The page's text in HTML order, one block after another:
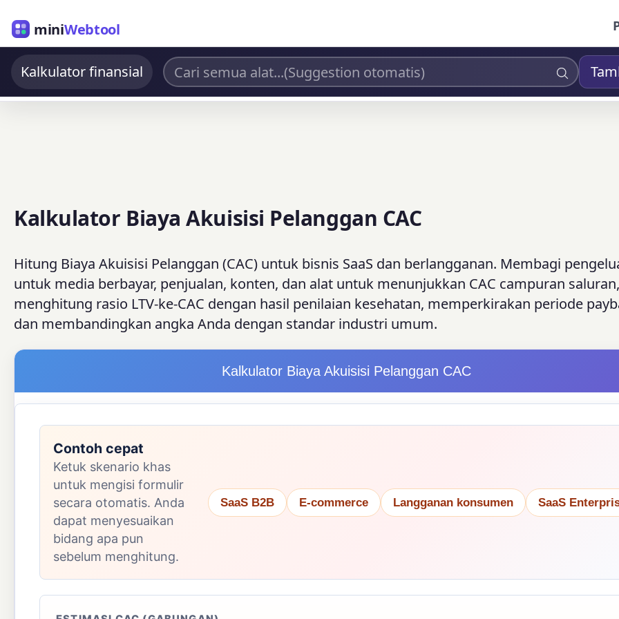
miniWebtool
Kalkulator finansial
Kalkulator Biaya Akuisisi Pelanggan CAC
Hitung Biaya Akuisisi Pelanggan (CAC) untuk bisnis SaaS dan berlangganan. Membagi
untuk media berbayar, penjualan, konten, dan alat untuk menunjukkan CAC campuran saluran,
menghitung rasio LTV-ke-CAC dengan hasil penilaian kesehatan, memperkirakan periode
dan membandingkan angka Anda dengan standar industri umum.
Kalkulator Biaya Akuisisi Pelanggan CAC
Contoh cepat
Ketuk skenario khas
untuk mengisi formulir
secara otomatis. Anda
dapat menyesuaikan
bidang apa pun
sebelum menghitung.
SaaS B2B E-commerce Langganan konsumen SaaS